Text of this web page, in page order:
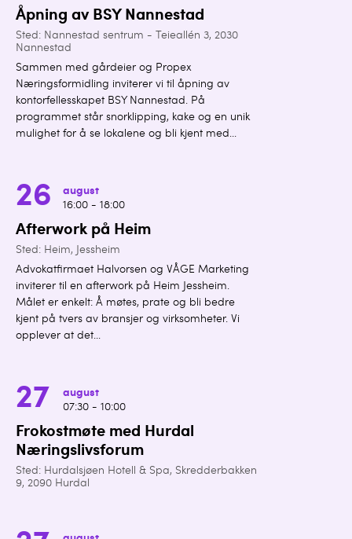
Åpning av BSY Nannestad
Sted: Nannestad sentrum - Teieallén 3, 2030
Nannestad
Sammen med gårdeier og Propex
Næringsformidling inviterer vi til åpning av
kontorfellesskapet BSY Nannestad. På
programmet står snorklipping, kake og en unik
mulighet for å se lokalene og bli kjent med...
26
august
16:00 - 18:00
Afterwork på Heim
Sted: Heim, Jessheim
Advokatfirmaet Halvorsen og VÅGE Marketing
inviterer til en afterwork på Heim Jessheim.
Målet er enkelt: Å møtes, prate og bli bedre
kjent på tvers av bransjer og virksomheter. Vi
opplever at det...
27
august
07:30 - 10:00
Frokostmøte med Hurdal
Næringslivsforum
Sted: Hurdalsjøen Hotell & Spa, Skredderbakken
9, 2090 Hurdal